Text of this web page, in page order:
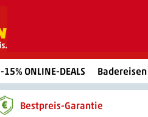
-15% ONLINE-DEALS Badereisen
Bestpreis-Garantie